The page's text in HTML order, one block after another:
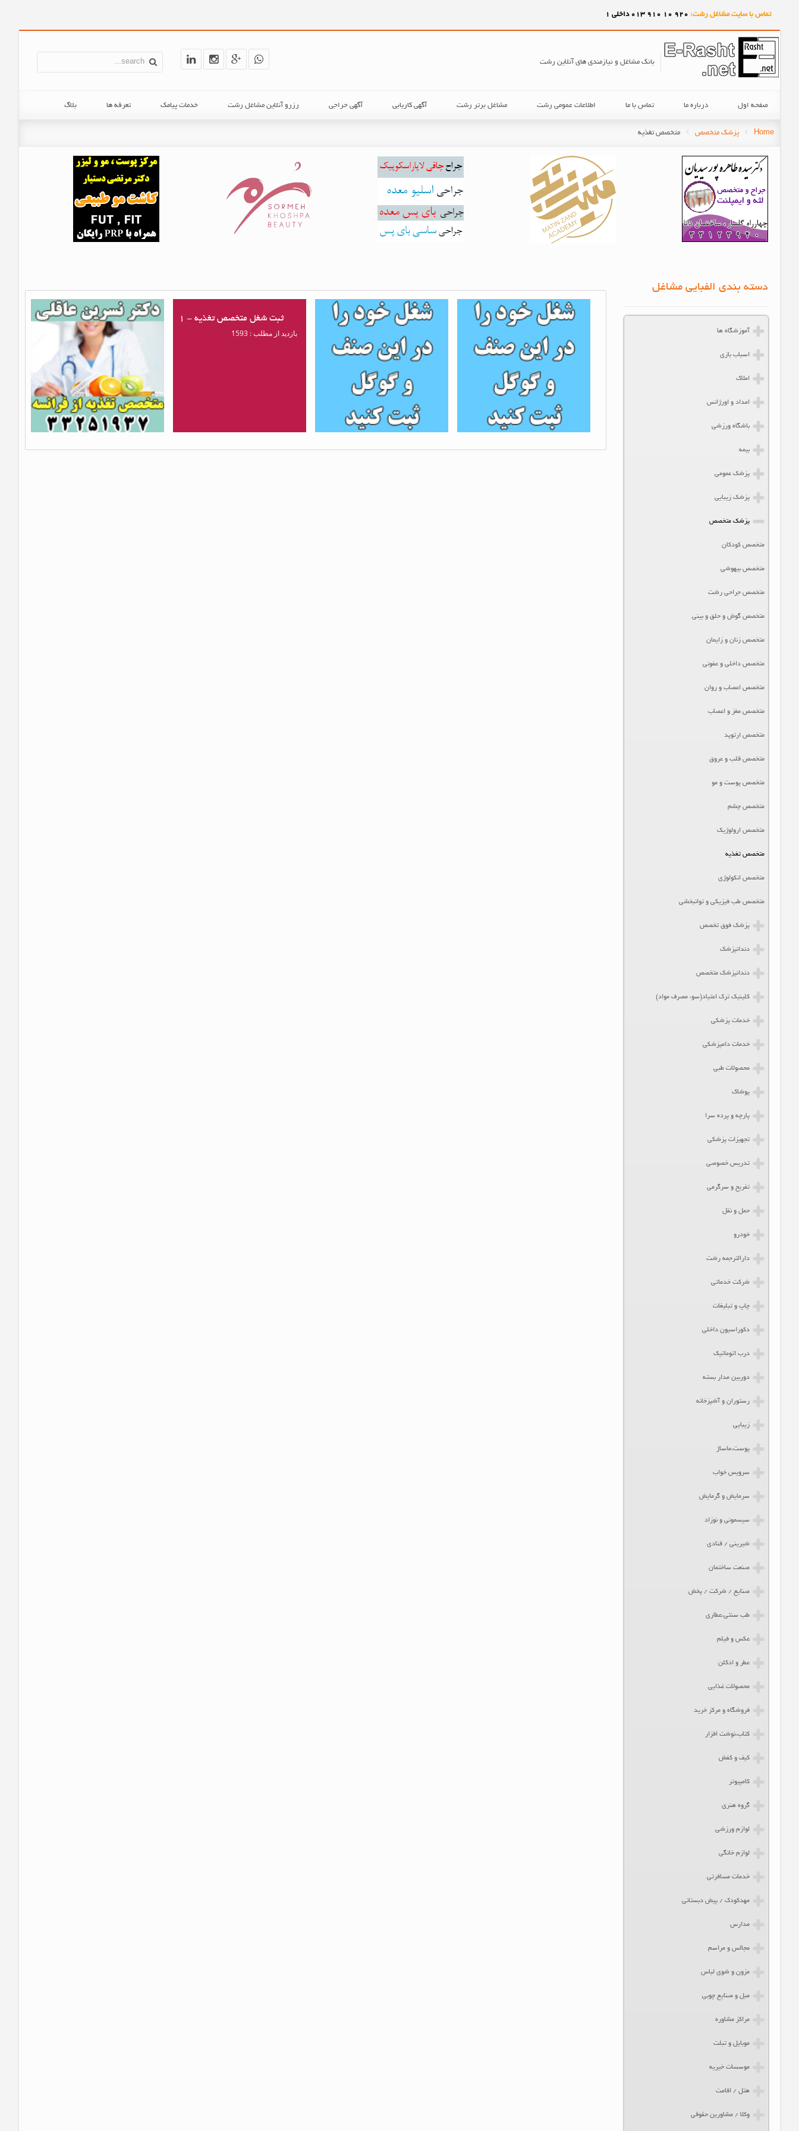
تماس با سایت مشاغل رشت: 920
10
910 013 داخلی 1
بانک مشاغل و نیازمندی های آنلاین رشت
صفحه اول درباره ما تماس با ما اطلاعات عمومی رشت مشاغل برتر رشت آگهی کاریابی آگهی حراجی رزرو آنلاین مشاغل رشت خدمات پیامک تعرفه ها بلاگ
Home پزشک متخصص متخصص تغذیه
دکتر نسرین عاقلی
بازدید از مطلب : 10120
ثبت شغل متخصص تغذیه - 1
بازدید از مطلب : 1593
ثبت شغل متخصص تغذیه - 3 ثبت شغل متخصص تغذیه - 2
دسته بندی الفبایی مشاغل
آموزشگاه ها
اسباب بازی
املاک
امداد و اورژانس
باشگاه ورزشی
بیمه
پزشک عمومی
پزشک زیبایی
پزشک متخصص
متخصص کودکان
متخصص بیهوشی
متخصص جراحی رشت
متخصص گوش و حلق و بینی
متخصص زنان و زایمان
متخصص داخلی و عفونی
متخصص اعصاب و روان
متخصص مغز و اعصاب
متخصص ارتوپد
متخصص قلب و عروق
متخصص پوست و مو
متخصص چشم
متخصص ارولوژیک
متخصص تغذیه
متخصص انکولوژی
متخصص طب فیزیکی و توانبخشی
پزشک فوق تخصص
دندانپزشک
دندانپزشک متخصص
کلینیک ترک اعتیاد(سوء مصرف مواد)
خدمات پزشکی
خدمات دامپزشکی
محصولات طبی
پوشاک
پارچه و پرده سرا
تجهیزات پزشکی
تدریس خصوصی
تفریح و سرگرمی
حمل و نقل
خودرو
دارالترجمه رشت
شرکت خدماتی
چاپ و تبلیغات
دکوراسیون داخلی
درب اتوماتیک
دوربین مدار بسته
رستوران و آشپزخانه
زیبایی
پوست،ماساژ
سرویس خواب
سرمایش و گرمایش
سیسمونی و نوزاد
شیرینی / قنادی
صنعت ساختمان
صنایع / شرکت / پخش
طب سنتی،عطاری
عکس و فیلم
عطر و ادکلن
محصولات غذایی
فروشگاه و مرکز خرید
کتاب،نوشت افزار
کیف و کفش
کامپیوتر
گروه هنری
لوازم ورزشی
لوازم خانگی
خدمات مسافرتی
مهدکودک / پیش دبستانی
مدارس
مجالس و مراسم
مزون و شوی لباس
مبل و صنایع چوبی
مراکز مشاوره
موبایل و تبلت
موسسات خیریه
هتل / اقامت
وکلا / مشاورین حقوقی